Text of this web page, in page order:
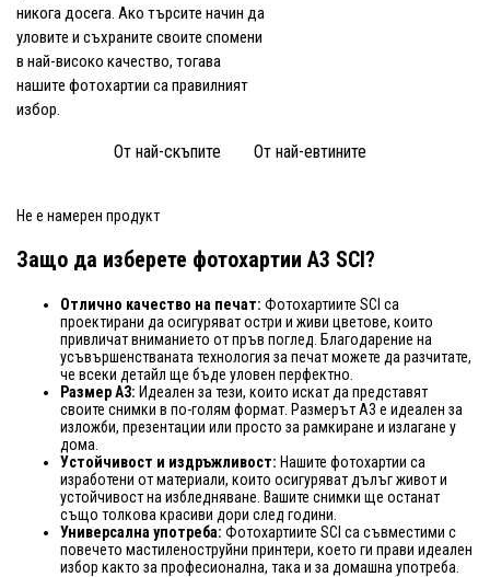
никога досега. Ако търсите начин да
уловите и съхраните своите спомени
в най-високо качество, тогава
нашите фотохартии са правилният
избор.
От най-скъпите От най-евтините
Не е намерен продукт
Защо да изберете фотохартии A3 SCI?
Отлично качество на печат: Фотохартиите SCI са
проектирани да осигуряват остри и живи цветове, които
привличат вниманието от пръв поглед. Благодарение на
усъвършенстваната технология за печат можете да разчитате,
че всеки детайл ще бъде уловен перфектно.
Размер A3: Идеален за тези, които искат да представят
своите снимки в по-голям формат. Размерът A3 е идеален за
изложби, презентации или просто за рамкиране и излагане у
дома.
Устойчивост и издръжливост: Нашите фотохартии са
изработени от материали, които осигуряват дълъг живот и
устойчивост на избледняване. Вашите снимки ще останат
също толкова красиви дори след години.
Универсална употреба: Фотохартиите SCI са съвместими с
повечето мастиленоструйни принтери, което ги прави идеален
избор както за професионална, така и за домашна употреба.